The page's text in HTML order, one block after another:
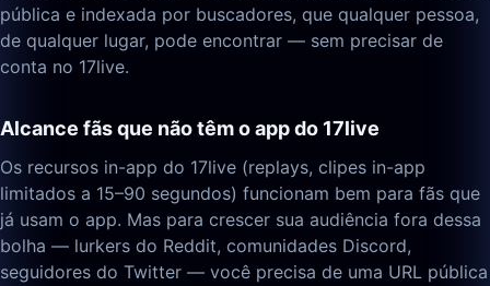
pública e indexada por buscadores, que qualquer pessoa,
de qualquer lugar, pode encontrar — sem precisar de
conta no 17live.
Alcance fãs que não têm o app do 17live
Os recursos in-app do 17live (replays, clipes in-app
limitados a 15–90 segundos) funcionam bem para fãs que
já usam o app. Mas para crescer sua audiência fora dessa
bolha — lurkers do Reddit, comunidades Discord,
seguidores do Twitter — você precisa de uma URL pública